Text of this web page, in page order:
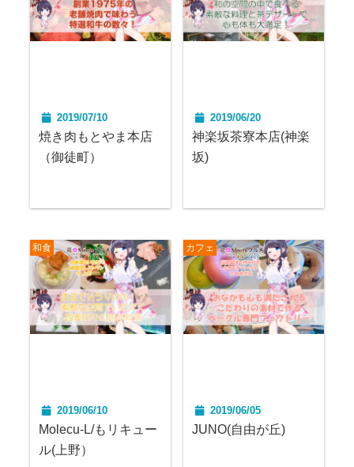
2019/07/10
焼き肉もとやま本店
（御徒町）
2019/06/20
神楽坂茶寮本店(神楽
坂)
和食
2019/06/10
Molecu-L/もリキュー
ル(上野）
カフェ
2019/06/05
JUNO(自由が丘)